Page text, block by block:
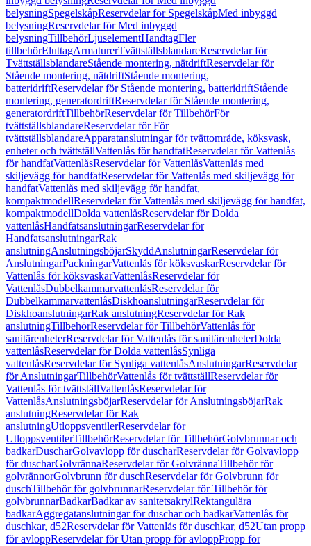
belysningSpegelskåpReservdelar för SpegelskåpMed inbyggd
belysningReservdelar för Med inbyggd
belysningTillbehörLjuselementHandtagFler
tillbehörEluttagArmaturerTvättställsblandareReservdelar för
TvättställsblandareStående montering, nätdriftReservdelar för
Stående montering, nätdriftStående montering,
batteridriftReservdelar för Stående montering, batteridriftStående
montering, generatordriftReservdelar för Stående montering,
generatordriftTillbehörReservdelar för TillbehörFör
tvättställsblandareReservdelar för För
tvättställsblandareApparatanslutningar för tvättområde, köksvask,
enheter och tvättställVattenlås för handfatReservdelar för Vattenlås
för handfatVattenlåsReservdelar för VattenlåsVattenlås med
skiljevägg för handfatReservdelar för Vattenlås med skiljevägg för
handfatVattenlås med skiljevägg för handfat,
kompaktmodellReservdelar för Vattenlås med skiljevägg för handfat,
kompaktmodellDolda vattenlåsReservdelar för Dolda
vattenlåsHandfatsanslutningarReservdelar för
HandfatsanslutningarRak
anslutningAnslutningsböjarSkyddAnslutningarReservdelar för
AnslutningarPackningarVattenlås för köksvaskarReservdelar för
Vattenlås för köksvaskarVattenlåsReservdelar för
VattenlåsDubbelkammarvattenlåsReservdelar för
DubbelkammarvattenlåsDiskhoanslutningarReservdelar för
DiskhoanslutningarRak anslutningReservdelar för Rak
anslutningTillbehörReservdelar för TillbehörVattenlås för
sanitärenheterReservdelar för Vattenlås för sanitärenheterDolda
vattenlåsReservdelar för Dolda vattenlåsSynliga
vattenlåsReservdelar för Synliga vattenlåsAnslutningarReservdelar
för AnslutningarTillbehörVattenlås för tvättställReservdelar för
Vattenlås för tvättställVattenlåsReservdelar för
VattenlåsAnslutningsböjarReservdelar för AnslutningsböjarRak
anslutningReservdelar för Rak
anslutningUtloppsventilerReservdelar för
UtloppsventilerTillbehörReservdelar för TillbehörGolvbrunnar och
badkarDuscharGolvavlopp för duscharReservdelar för Golvavlopp
för duscharGolvrännaReservdelar för GolvrännaTillbehör för
golvrännorGolvbrunn för duschReservdelar för Golvbrunn för
duschTillbehör för golvbrunnarReservdelar för Tillbehör för
golvbrunnarBadkarBadkar av sanitetsakrylRektangulära
badkarAggregatanslutningar för duschar och badkarVattenlås för
duschkar, d52Reservdelar för Vattenlås för duschkar, d52Utan propp
för avloppReservdelar för Utan propp för avloppPropp för